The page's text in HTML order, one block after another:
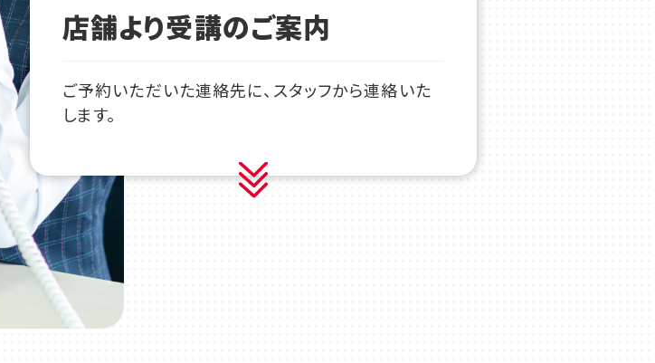
店舗より受講のご案内
ご予約いただいた連絡先に、スタッフから連絡いた
します。